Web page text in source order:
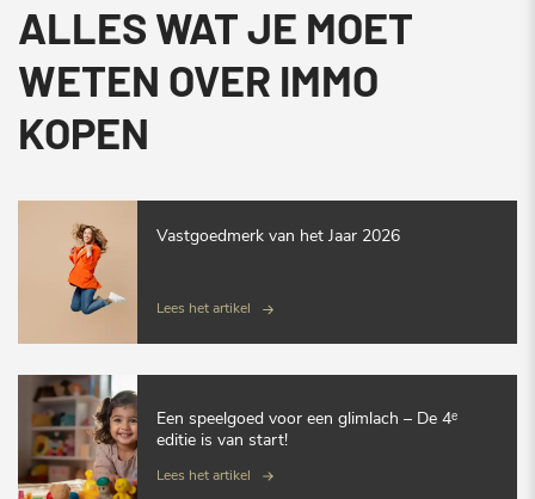
ALLES WAT JE MOET
WETEN OVER IMMO
KOPEN
Vastgoedmerk van het Jaar 2026
Lees het artikel
Een speelgoed voor een glimlach – De 4ᵉ
editie is van start!
Lees het artikel